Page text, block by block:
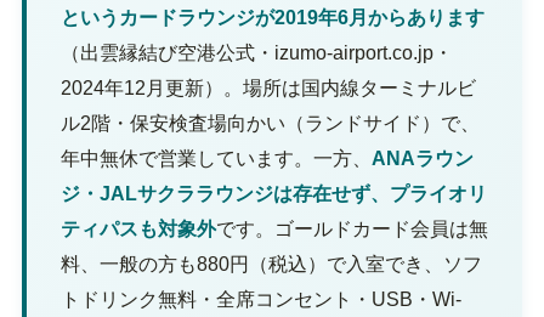
というカードラウンジが2019年6月からあります
（出雲縁結び空港公式・izumo-airport.co.jp・
2024年12月更新）。場所は国内線ターミナルビ
ル2階・保安検査場向かい（ランドサイド）で、
年中無休で営業しています。一方、 ANAラウン
ジ・JALサクララウンジは存在せず、プライオリ
ティパスも対象外です。ゴールドカード会員は無
料、一般の方も880円（税込）で入室でき、ソフ
トドリンク無料・全席コンセント・USB・Wi-